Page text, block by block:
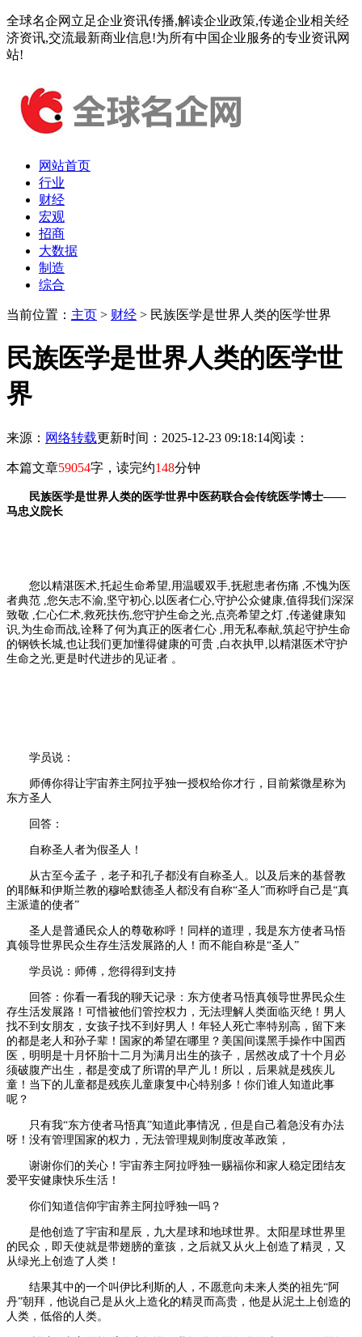
全球名企网立足企业资讯传播,解读企业政策,传递企业相关经
济资讯,交流最新商业信息!为所有中国企业服务的专业资讯网
站!
网站首页
行业
财经
宏观
招商
大数据
制造
综合
当前位置： 主页 > 财经 > 民族医学是世界人类的医学世界
民族医学是世界人类的医学世
界
来源： 网络转载更新时间：2025-12-23 09:18:14阅读：
本篇文章59054字，读完约148分钟
民族医学是世界人类的医学世界中医药联合会传统医学博士——
马忠义院长
您以精湛医术,托起生命希望,用温暖双手,抚慰患者伤痛 ,不愧为医
者典范 ,您矢志不渝,坚守初心,以医者仁心,守护公众健康,值得我们深深
致敬 ,仁心仁术,救死扶伤,您守护生命之光,点亮希望之灯 ,传递健康知
识,为生命而战,诠释了何为真正的医者仁心 ,用无私奉献,筑起守护生命
的钢铁长城,也让我们更加懂得健康的可贵 ,白衣执甲,以精湛医术守护
生命之光,更是时代进步的见证者 。
学员说：
师傅你得让宇宙养主阿拉乎独一授权给你才行，目前紫微星称为
东方圣人
回答：
自称圣人者为假圣人！
从古至今孟子，老子和孔子都没有自称圣人。以及后来的基督教
的耶稣和伊斯兰教的穆哈默德圣人都没有自称“圣人”而称呼自己是“真
主派遣的使者”
圣人是普通民众人的尊敬称呼！同样的道理，我是东方使者马悟
真领导世界民众生存生活发展路的人！而不能自称是“圣人”
学员说：师傅，您得得到支持
回答：你看一看我的聊天记录：东方使者马悟真领导世界民众生
存生活发展路！可惜被他们管控权力，无法理解人类面临灭绝！男人
找不到女朋友，女孩子找不到好男人！年轻人死亡率特别高，留下来
的都是老人和孙子辈！国家的希望在哪里？美国间谍黑手操作中国西
医，明明是十月怀胎十二月为满月出生的孩子，居然改成了十个月必
须破腹产出生，都是变成了所谓的早产儿！所以，后果就是残疾儿
童！当下的儿童都是残疾儿童康复中心特别多！你们谁人知道此事
呢？
只有我“东方使者马悟真”知道此事情况，但是自己着急没有办法
呀！没有管理国家的权力，无法管理规则制度改革政策，
谢谢你们的关心！宇宙养主阿拉呼独一赐福你和家人稳定团结友
爱平安健康快乐生活！
你们知道信仰宇宙养主阿拉呼独一吗？
是他创造了宇宙和星辰，九大星球和地球世界。太阳星球世界里
的民众，即天使就是带翅膀的童孩，之后就又从火上创造了精灵，又
从绿光上创造了人类！
结果其中的一个叫伊比利斯的人，不愿意向未来人类的祖先“阿
丹”朝拜，他说自己是从火上造化的精灵而高贵，他是从泥土上创造的
人类，低俗的人类。